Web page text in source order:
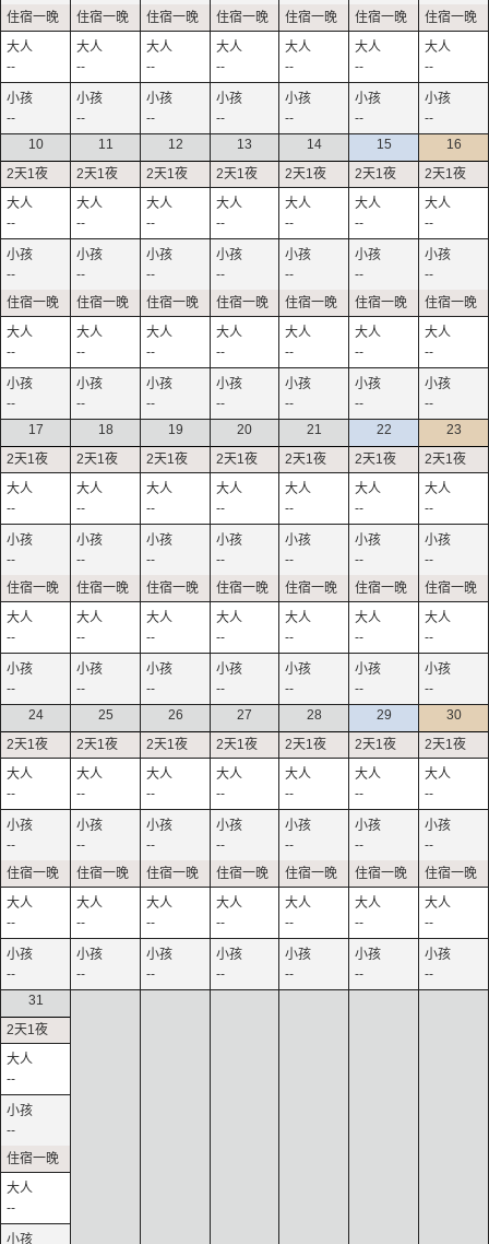
--
--
--
--
--
--
--
--
--
--
--
--
--
--
10
--
--
--
--
11
--
--
--
--
12
--
--
--
--
13
--
--
--
--
14
--
--
--
--
15
--
--
--
--
16
--
--
--
--
17
--
--
--
--
18
--
--
--
--
19
--
--
--
--
20
--
--
--
--
21
--
--
--
--
22
--
--
--
--
23
--
--
--
--
24
--
--
--
--
25
--
--
--
--
26
--
--
--
--
27
--
--
--
--
28
--
--
--
--
29
--
--
--
--
30
--
--
--
--
31
--
--
--